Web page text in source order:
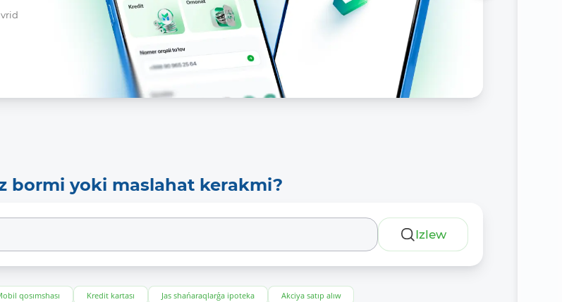
bormi yoki maslahat kerakmi?
Izlew
qosımshası Kredit kartası Jas shańaraqlarǵa ipoteka
Akciya satıp alıw